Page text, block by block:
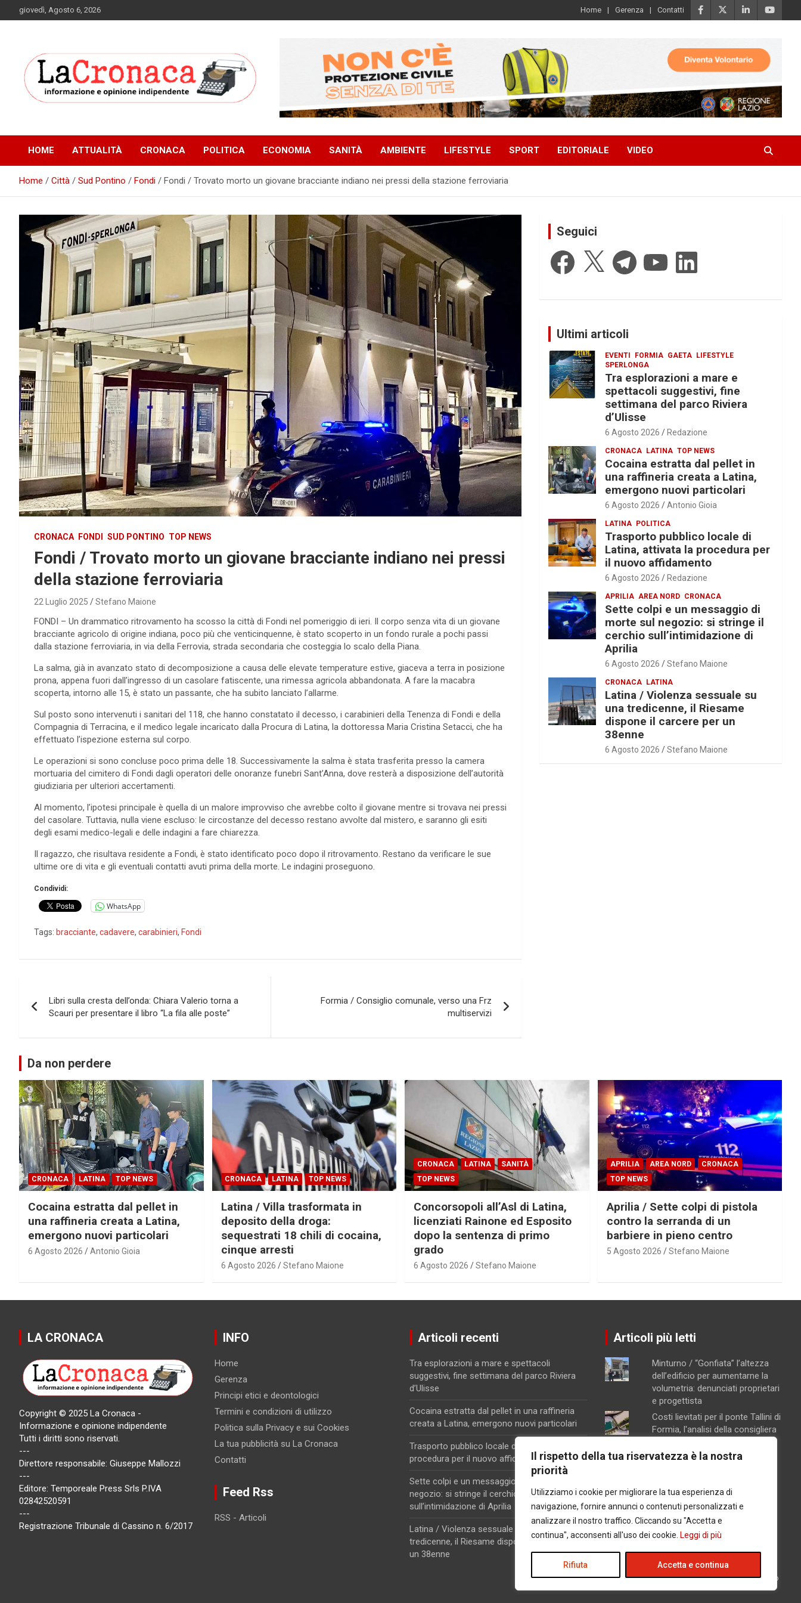
Il rispetto della tua riservatezza è la nostra
priorità
Utilizziamo i cookie per migliorare la tua esperienza di
navigazione, fornire annunci o contenuti personalizzati e
analizzare il nostro traffico. Cliccando su "Accetta e
continua", acconsenti all'uso dei cookie. Leggi di più
Rifiuta Accetta e continua
to
giovedì, Agosto 6, 2026 Home Gerenza Contatti
HOME ATTUALITÀ CRONACA POLITICA ECONOMIA SANITÀ AMBIENTE LIFESTYLE SPORT EDITORIALE VIDEO
Home Città Sud Pontino Fondi Fondi / Trovato morto un giovane bracciante indiano nei pressi della stazione ferroviaria
CRONACA FONDI SUD PONTINO TOP NEWS
Fondi / Trovato morto un giovane bracciante indiano nei pressi
della stazione ferroviaria
22 Luglio 2025 Stefano Maione
FONDI – Un drammatico ritrovamento ha scosso la città di Fondi nel pomeriggio di ieri. Il corpo senza vita di un giovane
bracciante agricolo di origine indiana, poco più che venticinquenne, è stato scoperto in un fondo rurale a pochi passi
dalla stazione ferroviaria, in via della Ferrovia, strada secondaria che costeggia lo scalo della Piana.
La salma, già in avanzato stato di decomposizione a causa delle elevate temperature estive, giaceva a terra in posizione
prona, appena fuori dall’ingresso di un casolare fatiscente, una rimessa agricola abbandonata. A fare la macabra
scoperta, intorno alle 15, è stato un passante, che ha subito lanciato l’allarme.
Sul posto sono intervenuti i sanitari del 118, che hanno constatato il decesso, i carabinieri della Tenenza di Fondi e della
Compagnia di Terracina, e il medico legale incaricato dalla Procura di Latina, la dottoressa Maria Cristina Setacci, che ha
effettuato l’ispezione esterna sul corpo.
Le operazioni si sono concluse poco prima delle 18. Successivamente la salma è stata trasferita presso la camera
mortuaria del cimitero di Fondi dagli operatori delle onoranze funebri Sant’Anna, dove resterà a disposizione dell’autorità
giudiziaria per ulteriori accertamenti.
Al momento, l’ipotesi principale è quella di un malore improvviso che avrebbe colto il giovane mentre si trovava nei pressi
del casolare. Tuttavia, nulla viene escluso: le circostanze del decesso restano avvolte dal mistero, e saranno gli esiti
degli esami medico-legali e delle indagini a fare chiarezza.
Il ragazzo, che risultava residente a Fondi, è stato identificato poco dopo il ritrovamento. Restano da verificare le sue
ultime ore di vita e gli eventuali contatti avuti prima della morte. Le indagini proseguono.
Condividi:
WhatsApp
Tags: bracciante, cadavere, carabinieri, Fondi
articoli
Libri sulla cresta dell’onda: Chiara Valerio torna a
Scauri per presentare il libro “La fila alle poste”
Formia / Consiglio comunale, verso una Frz
multiservizi
Seguici
Facebook
X TelegramYouTube LinkedIn
Ultimi articoli
EVENTI FORMIA GAETA LIFESTYLE
SPERLONGA
Tra esplorazioni a mare e
spettacoli suggestivi, fine
settimana del parco Riviera
d’Ulisse
6 Agosto 2026 Redazione
CRONACA LATINA TOP NEWS
Cocaina estratta dal pellet in
una raffineria creata a Latina,
emergono nuovi particolari
6 Agosto 2026 Antonio Gioia
LATINA POLITICA
Trasporto pubblico locale di
Latina, attivata la procedura per
il nuovo affidamento
6 Agosto 2026 Redazione
APRILIA AREA NORD CRONACA
Sette colpi e un messaggio di
morte sul negozio: si stringe il
cerchio sull’intimidazione di
Aprilia
6 Agosto 2026 Stefano Maione
CRONACA LATINA
Latina / Violenza sessuale su
una tredicenne, il Riesame
dispone il carcere per un
38enne
6 Agosto 2026 Stefano Maione
Da non perdere
CRONACA LATINA TOP NEWS
Cocaina estratta dal pellet in
una raffineria creata a Latina,
emergono nuovi particolari
6 Agosto 2026 Antonio Gioia
CRONACA LATINA TOP NEWS
Latina / Villa trasformata in
deposito della droga:
sequestrati 18 chili di cocaina,
cinque arresti
6 Agosto 2026 Stefano Maione
CRONACA LATINA
SANITÀ
TOP NEWS
Concorsopoli all’Asl di Latina,
licenziati Rainone ed Esposito
dopo la sentenza di primo
grado
6 Agosto 2026 Stefano Maione
APRILIA AREA NORD
CRONACA
TOP NEWS
Aprilia / Sette colpi di pistola
contro la serranda di un
barbiere in pieno centro
5 Agosto 2026 Stefano Maione
LA CRONACA
Copyright © 2025 La Cronaca -
Informazione e opinione indipendente
Tutti i diritti sono riservati.
---
Direttore responsabile: Giuseppe Mallozzi
---
Editore: Temporeale Press Srls P.IVA
02842520591
---
Registrazione Tribunale di Cassino n. 6/2017
INFO
Home
Gerenza
Principi etici e deontologici
Termini e condizioni di utilizzo
Politica sulla Privacy e sui Cookies
La tua pubblicità su La Cronaca
Contatti
Feed Rss
RSS - Articoli
Articoli recenti
Tra esplorazioni a mare e spettacoli
suggestivi, fine settimana del parco Riviera
d’Ulisse
Cocaina estratta dal pellet in una raffineria
creata a Latina, emergono nuovi particolari
Trasporto pubblico locale di Latina, attivata la
procedura per il nuovo affidamento
Sette colpi e un messaggio di morte sul
negozio: si stringe il cerchio
sull’intimidazione di Aprilia
Latina / Violenza sessuale su una
tredicenne, il Riesame dispone il carcere per
un 38enne
Articoli più letti
Minturno / “Gonfiata” l’altezza
dell’edificio per aumentarne la
volumetria: denunciati proprietari
e progettista
Costi lievitati per il ponte Tallini di
Formia, l'analisi della consigliera
Chiusura pomeridiana per la
Caso Mendico, crollano le
iscrizioni al Pacinotti di Santi
Cosma e Damiano: soltanto tre
studenti, salta la prima classe
Concorsopoli all’Asl di Latina,
licenziati Rainone ed Esposito
dopo la sentenza di primo grado